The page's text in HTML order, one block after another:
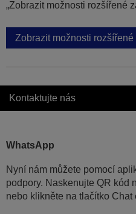
„Zobrazit možnosti rozšířené
Zobrazit možnosti rozšířené
Kontaktujte nás
WhatsApp
Nyní nám můžete pomocí
podpory. Naskenujte QR kód
nebo klikněte na tlačítko Chat